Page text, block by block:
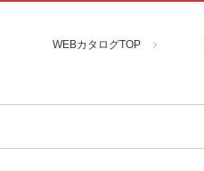
WEBカタログTOP